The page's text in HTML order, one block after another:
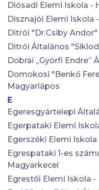
Diósadi Elemi Iskola -
Disznajói Elemi Iskola
Ditrói "Dr.Csiby
Ditrói Általános
Dobrai „Györfi Endre”
Domokosi "Benkő
Magyarlápos
E
Egeresgyártelepi
Egerpataki Elemi
Egerszéki Elemi
Egrespataki 1-es
Magyarkecel
Egrestői Elemi Iskola -